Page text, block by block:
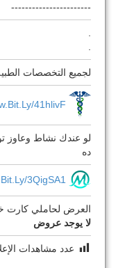
-----------------------
لجميع التخصصات
41hlivF
لو عندك نشاط وعاوز
ده
3QigSA1
العرض لحاملي كارت
لا يوجد عروض
عدد مشاهدات